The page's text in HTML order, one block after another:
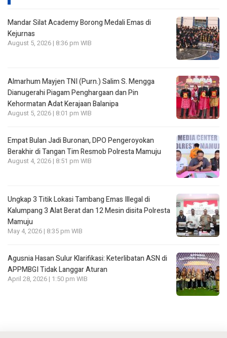
Mandar Silat Academy Borong Medali Emas di
Kejurnas
August 5, 2026 | 8:36 pm WIB
Almarhum Mayjen TNI (Purn.) Salim S. Mengga
Dianugerahi Piagam Penghargaan dan Pin
Kehormatan Adat Kerajaan Balanipa
August 5, 2026 | 8:01 pm WIB
Empat Bulan Jadi Buronan, DPO Pengeroyokan
Berakhir di Tangan Tim Resmob Polresta Mamuju
August 4, 2026 | 8:51 pm WIB
Ungkap 3 Titik Lokasi Tambang Emas Illegal di
Kalumpang 3 Alat Berat dan 12 Mesin disita Polresta
Mamuju
May 4, 2026 | 8:35 pm WIB
Agusnia Hasan Sulur Klarifikasi: Keterlibatan ASN di
APPMBGI Tidak Langgar Aturan
April 28, 2026 | 1:50 pm WIB